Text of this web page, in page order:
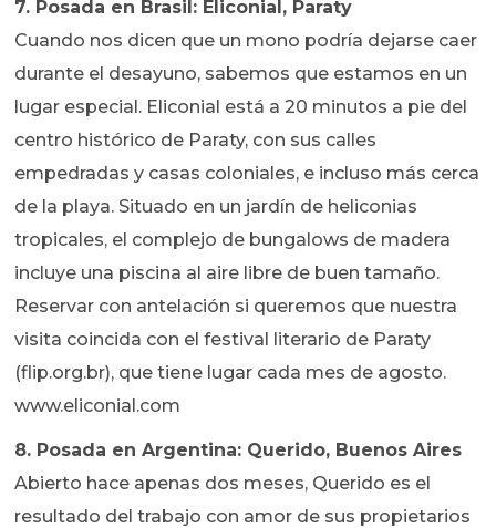
7. Posada en Brasil: Eliconial, Paraty
Cuando nos dicen que un mono podría dejarse caer
durante el desayuno, sabemos que estamos en un
lugar especial. Eliconial está a 20 minutos a pie del
centro histórico de Paraty, con sus calles
empedradas y casas coloniales, e incluso más cerca
de la playa. Situado en un jardín de heliconias
tropicales, el complejo de bungalows de madera
incluye una piscina al aire libre de buen tamaño.
Reservar con antelación si queremos que nuestra
visita coincida con el festival literario de Paraty
(flip.org.br), que tiene lugar cada mes de agosto.
www.eliconial.com
8. Posada en Argentina: Querido, Buenos Aires
Abierto hace apenas dos meses, Querido es el
resultado del trabajo con amor de sus propietarios